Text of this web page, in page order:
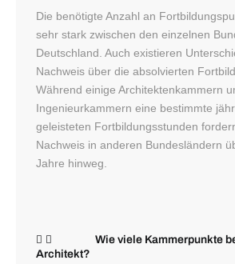
Die benötigte Anzahl an
sehr stark zwischen den einzelnen
Deutschland. Auch existieren
Nachweis über die absolvierten
Während einige Architektenkammern
Ingenieurkammern eine bestimmte
geleisteten Fortbildungsstunden
Nachweis in anderen Bundesländern
Jahre hinweg.
Wie viele Kammerpunkte
Architekt?